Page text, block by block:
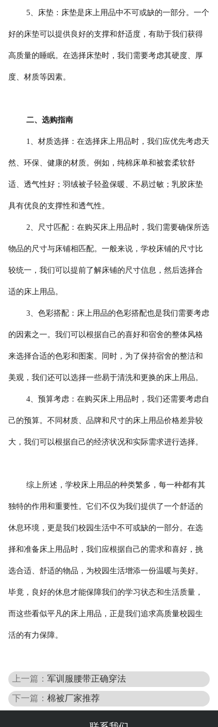
5、床垫：床垫是床上用品中不可或缺的一部分。一个
好的床垫可以提供良好的支撑和舒适度，有助于我们获得
高质量的睡眠。在选择床垫时，我们需要考虑其硬度、厚
度、材质等因素。
二、选购指南
1、材质选择：在选择床上用品时，我们应优先考虑天
然、环保、健康的材质。例如，纯棉床单和被套柔软舒
适、透气性好；羽绒被子轻盈保暖、不易过敏；乳胶床垫
具有优良的支撑性和透气性。
2、尺寸匹配：在购买床上用品时，我们需要确保所选
物品的尺寸与床铺相匹配。一般来说，学校床铺的尺寸比
较统一，我们可以提前了解床铺的尺寸信息，然后选择合
适的床上用品。
3、色彩搭配：床上用品的色彩搭配也是我们需要考虑
的因素之一。我们可以根据自己的喜好和宿舍的整体风格
来选择合适的色彩和图案。同时，为了保持宿舍的整洁和
美观，我们还可以选择一些易于清洗和更换的床上用品。
4、预算考虑：在购买床上用品时，我们还需要考虑自
己的预算。不同材质、品牌和尺寸的床上用品价格差异较
大，我们可以根据自己的经济状况和实际需求进行选择。
综上所述，学校床上用品的种类繁多，每一种都有其
独特的作用和重要性。它们不仅为我们提供了一个舒适的
休息环境，更是我们校园生活中不可或缺的一部分。在选
择和准备床上用品时，我们应根据自己的需求和喜好，挑
选合适、舒适的物品，为校园生活增添一份温暖与美好。
毕竟，良好的休息才能保障我们的学习状态和生活质量，
而这些看似平凡的床上用品，正是我们追求高质量校园生
活的有力保障。
上一篇：军训服腰带正确穿法
下一篇：棉被厂家推荐